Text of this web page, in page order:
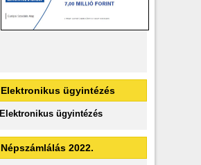
Elektronikus ügyintézés
Elektronikus ügyintézés
Népszámlálás 2022.